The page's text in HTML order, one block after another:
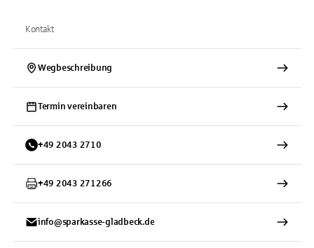
Kontakt
Wegbeschreibung
Termin vereinbaren
+49 2043 2710
+49 2043 271266
info@sparkasse-gladbeck.de